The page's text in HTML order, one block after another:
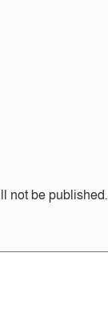
not be published.